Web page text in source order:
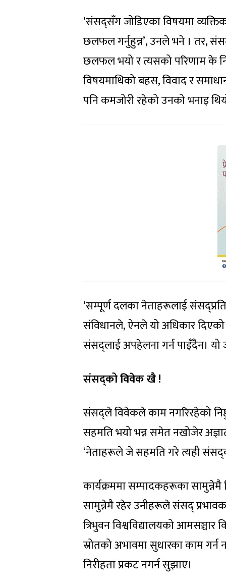
‘संसद्सँग जोडिएका विषयमा
छलफल गर्नुहुन्न’, उनले भने । तर,
छलफल भयो र त्यसको परिणाम के
विषयमाथिको बहस, विवाद र
पनि कमजोरी रहेको उनको भनाइ
‘सम्पूर्ण दलका नेताहरूलाई
संविधानले, ऐनले यो अधिकार दिएको
संसद्लाई अपहेलना गर्न पाइँदैन। यो
संसद्को विवेक खै !
संसद्ले विवेकले काम नगरिरहेको
सहमति भयो भन्न समेत नखोजेर अज्ञात
‘नेताहरूले जे सहमति गरे त्यही
कार्यक्रममा सम्पादकहरूका
सामुन्नेमै रहेर उनीहरूले संसद्
त्रिभुवन विश्वविद्यालयको
स्रोतको अभावमा सुधारका काम
निरीहता प्रकट नगर्न सुझाए।